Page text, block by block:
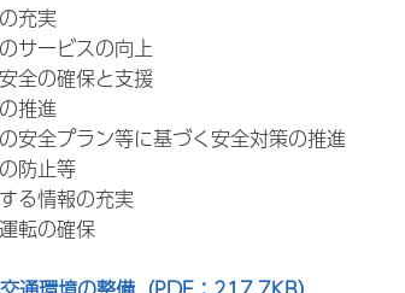
充実
サービスの向上
全の確保と支援
推進
安全プラン等に基づく安全対策の推進
防止等
る情報の充実
転の確保